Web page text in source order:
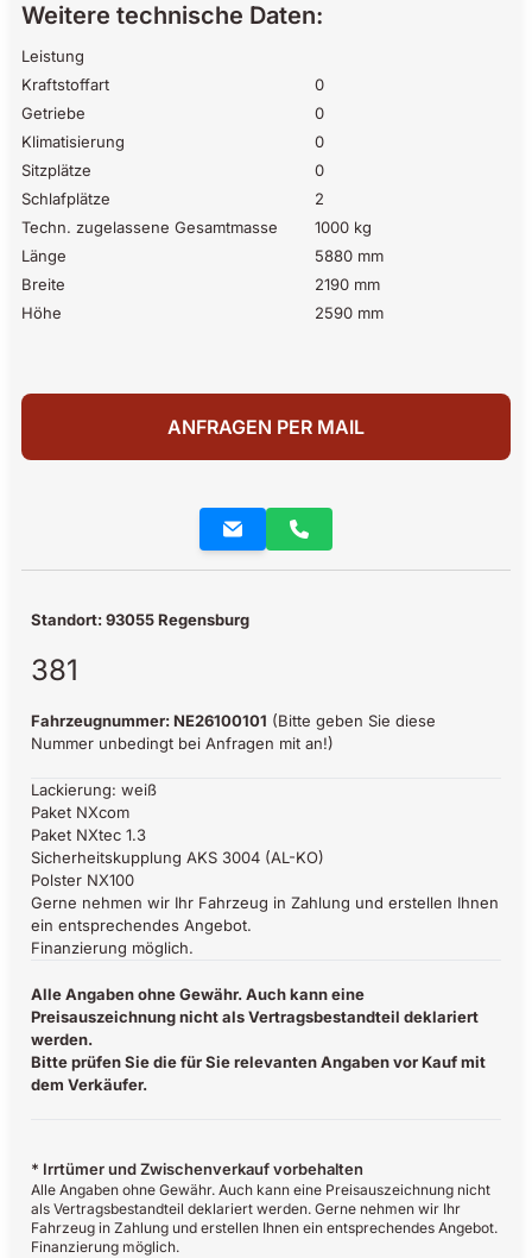
Weitere technische Daten:
Leistung
Kraftstoffart
0
Getriebe
0
Klimatisierung
0
Sitzplätze
0
Schlafplätze
2
Techn. zugelassene Gesamtmasse
1000 kg
Länge
5880 mm
Breite
2190 mm
Höhe
2590 mm
ANFRAGEN PER MAIL
Standort: 93055 Regensburg
381
Fahrzeugnummer: NE26100101 (Bitte geben Sie diese
Nummer unbedingt bei Anfragen mit an!)
Lackierung: weiß
Paket NXcom
Paket NXtec 1.3
Sicherheitskupplung AKS 3004 (AL-KO)
Polster NX100
Gerne nehmen wir Ihr Fahrzeug in Zahlung und erstellen Ihnen
ein entsprechendes Angebot.
Finanzierung möglich.
Alle Angaben ohne Gewähr. Auch kann eine
Preisauszeichnung nicht als Vertragsbestandteil deklariert
werden.
Bitte prüfen Sie die für Sie relevanten Angaben vor Kauf mit
dem Verkäufer.
* Irrtümer und Zwischenverkauf vorbehalten
Alle Angaben ohne Gewähr. Auch kann eine Preisauszeichnung nicht
als Vertragsbestandteil deklariert werden. Gerne nehmen wir Ihr
Fahrzeug in Zahlung und erstellen Ihnen ein entsprechendes Angebot.
Finanzierung möglich.